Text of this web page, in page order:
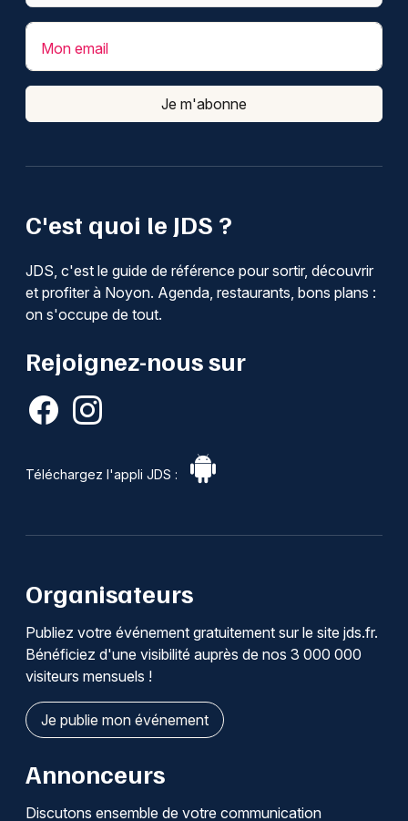
C'est quoi le JDS ?
JDS, c'est le guide de référence pour sortir, découvrir
et profiter à Noyon. Agenda, restaurants, bons plans :
on s'occupe de tout.
Rejoignez-nous sur
Téléchargez l'appli JDS :
Mon email
Je m'abonne
Organisateurs
Publiez votre événement gratuitement sur le site jds.fr.
Bénéficiez d'une visibilité auprès de nos 3 000 000
visiteurs mensuels !
Je publie mon événement
Annonceurs
Discutons ensemble de votre communication